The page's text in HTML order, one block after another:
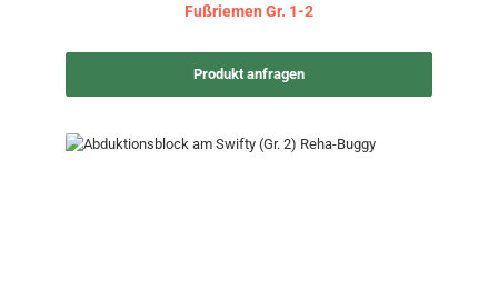
Fußriemen Gr. 1-2
Produkt anfragen